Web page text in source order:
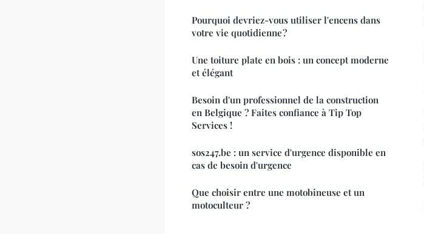
Pourquoi devriez-vous utiliser l'encens dans
votre vie quotidienne ?
Une toiture plate en bois : un concept moderne
et élégant
Besoin d'un professionnel de la construction
en Belgique ? Faites confiance à Tip Top
Services !
sos247.be : un service d'urgence disponible en
cas de besoin d'urgence
Que choisir entre une motobineuse et un
motoculteur ?